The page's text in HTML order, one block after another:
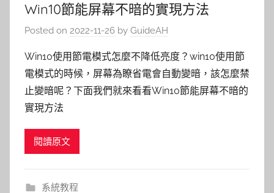
Win10節能屏幕不暗的實現方法
Posted on 2022-11-26 by GuideAH
Win10使用節電模式怎麼不降低亮度？win10使用節
電模式的時候，屏幕為瞭省電會自動變暗，該怎麼禁
止變暗呢？下面我們就來看看Win10節能屏幕不暗的
實現方法
閱讀原文
系統教程